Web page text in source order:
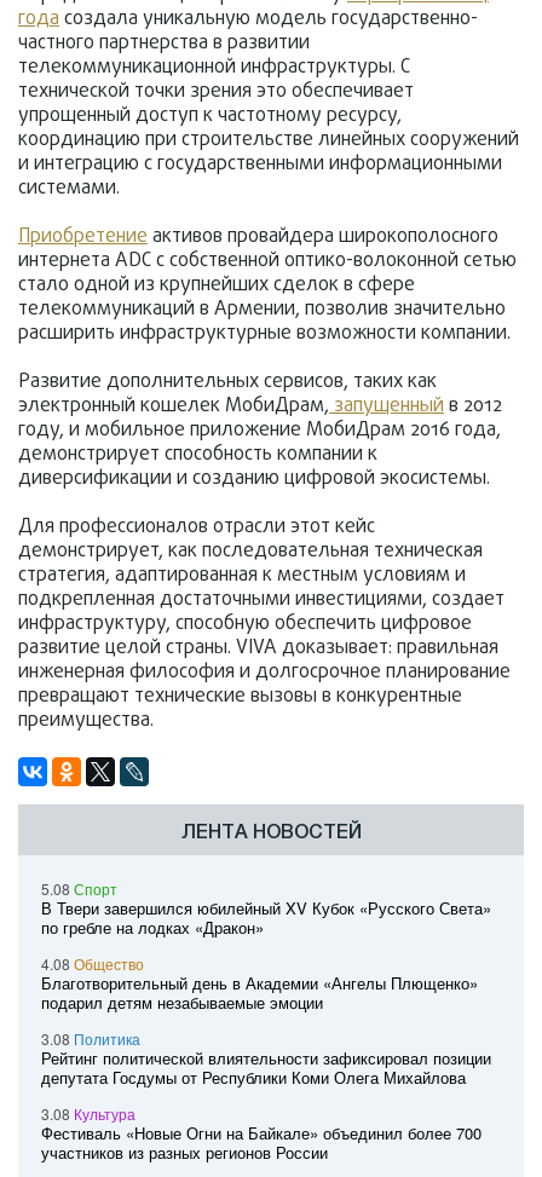
годасоздала уникальную модель государственно-
частного партнерства в развитии
телекоммуникационной инфраструктуры. С
технической точки зрения это обеспечивает
упрощенный доступ к частотному ресурсу,
координацию при строительстве линейных сооружений
и интеграцию с государственными информационными
системами.
Приобретениеактивов провайдера широкополосного
интернета ADC с собственной оптико-волоконной сетью
стало одной из крупнейших сделок в сфере
телекоммуникаций в Армении, позволив значительно
расширить инфраструктурные возможности компании.
Развитие дополнительных сервисов, таких как
электронный кошелек МобиДрам,запущенныйв 2012
году, и мобильное приложение МобиДрам 2016 года,
демонстрирует способность компании к
диверсификации и созданию цифровой экосистемы.
Для профессионалов отрасли этот кейс
демонстрирует, как последовательная техническая
стратегия, адаптированная к местным условиям и
подкрепленная достаточными инвестициями, создает
инфраструктуру, способную обеспечить цифровое
развитие целой страны. VIVA доказывает: правильная
инженерная философия и долгосрочное планирование
превращают технические вызовы в конкурентные
преимущества.
ЛЕНТА НОВОСТЕЙ
5.08 Спорт
В Твери завершился юбилейный XV Кубок «Русского Света»
по гребле на лодках «Дракон»
4.08 Общество
Благотворительный день в Академии «Ангелы Плющенко»
подарил детям незабываемые эмоции
3.08 Политика
Рейтинг политической влиятельности зафиксировал позиции
депутата Госдумы от Республики Коми Олега Михайлова
3.08 Культура
Фестиваль «Новые Огни на Байкале» объединил более 700
участников из разных регионов России